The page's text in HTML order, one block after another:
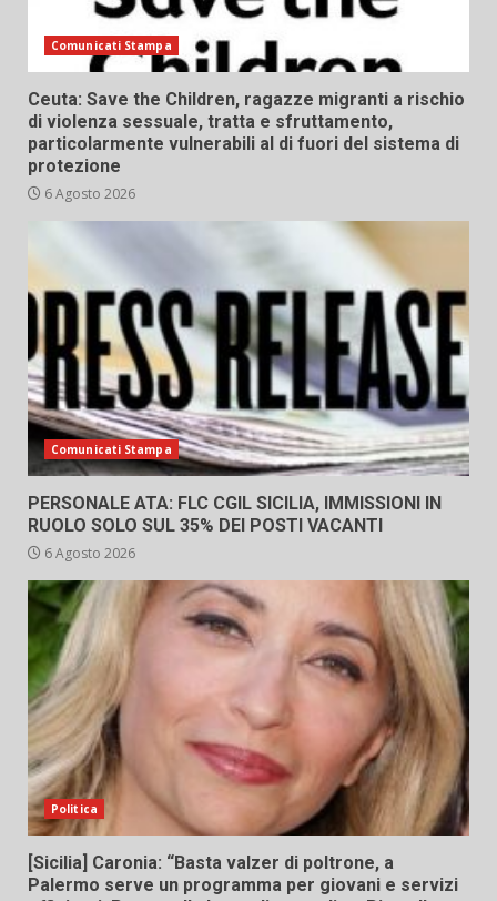
Comunicati Stampa
Ceuta: Save the Children, ragazze migranti a rischio
di violenza sessuale, tratta e sfruttamento,
particolarmente vulnerabili al di fuori del sistema di
protezione
6 Agosto 2026
Comunicati Stampa
PERSONALE ATA: FLC CGIL SICILIA, IMMISSIONI IN
RUOLO SOLO SUL 35% DEI POSTI VACANTI
6 Agosto 2026
Politica
[Sicilia] Caronia: “Basta valzer di poltrone, a
Palermo serve un programma per giovani e servizi